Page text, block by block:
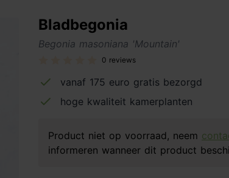
Bladbegonia
Begonia masoniana 'Mountain'
0 reviews
vanaf 175 euro gratis bezorgd
hoge kwaliteit kamerplanten
Product niet op voorraad, neem
informeren wanneer dit product